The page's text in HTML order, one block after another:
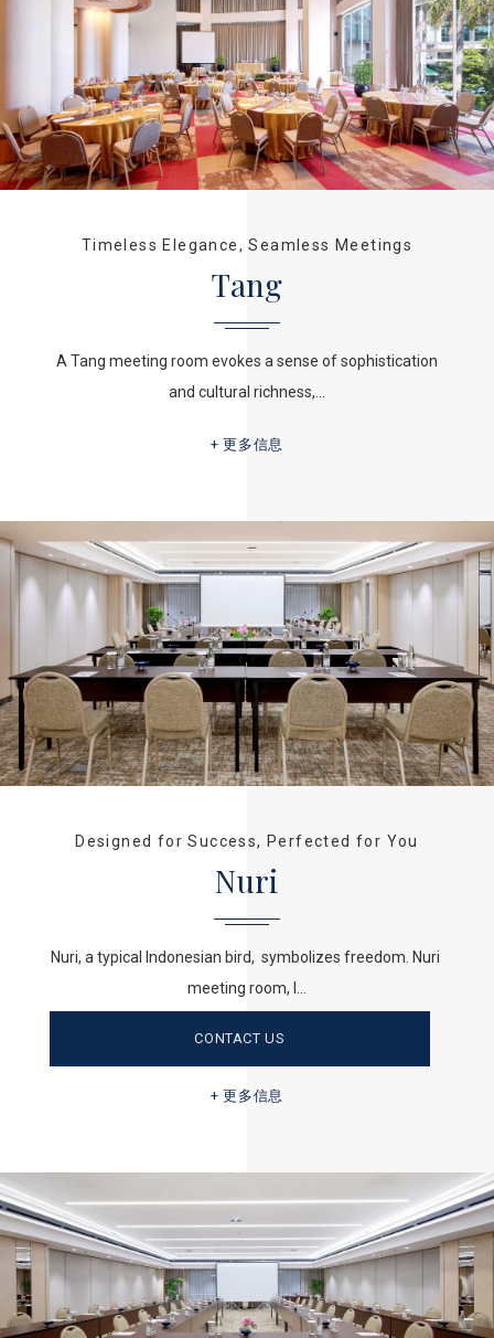
Timeless Elegance, Seamless Meetings
Tang
A Tang meeting room evokes a sense of sophistication
and cultural richness,…
更多信息
Designed for Success, Perfected for You
Nuri
Nuri, a typical Indonesian bird, symbolizes freedom. Nuri
meeting room, l…
CONTACT US
更多信息